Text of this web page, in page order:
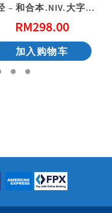
圣经 – 和合本.NIV.大字版.黑色复合皮面‧金边 中英对照（简体）
RM298.00
加入购物车